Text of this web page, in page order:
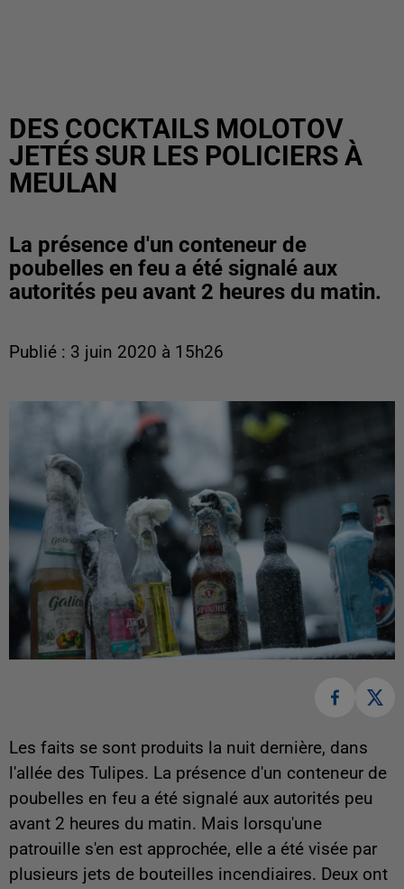
DES COCKTAILS MOLOTOV
JETÉS SUR LES POLICIERS À
MEULAN
La présence d'un conteneur de
poubelles en feu a été signalé aux
autorités peu avant 2 heures du matin.
Publié : 3 juin 2020 à 15h26
Les faits se sont produits la nuit dernière, dans
l'allée des Tulipes. La présence d'un conteneur de
poubelles en feu a été signalé aux autorités peu
avant 2 heures du matin. Mais lorsqu'une
patrouille s'en est approchée, elle a été visée par
plusieurs jets de bouteilles incendiaires. Deux ont